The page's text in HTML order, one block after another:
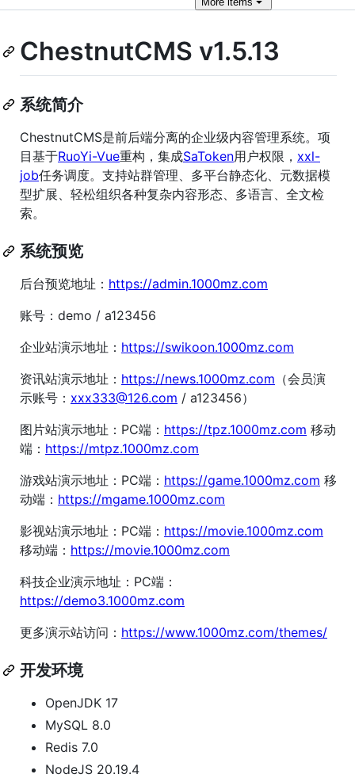
ChestnutCMS v1.5.13
系统简介
ChestnutCMS是前后端分离的企业级内容管理系统。项
目基于RuoYi-Vue重构，集成SaToken用户权限， xxl-
job任务调度。支持站群管理、多平台静态化、元数据模
型扩展、轻松组织各种复杂内容形态、多语言、全文检
索。
系统预览
后台预览地址： https://admin.1000mz.com
账号：demo / a123456
企业站演示地址： https://swikoon.1000mz.com
资讯站演示地址： https://news.1000mz.com （会员演
示账号： xxx333@126.com / a123456）
图片站演示地址：PC端： https://tpz.1000mz.com 移动
端： https://mtpz.1000mz.com
游戏站演示地址：PC端： https://game.1000mz.com 移
动端： https://mgame.1000mz.com
影视站演示地址：PC端： https://movie.1000mz.com
移动端： https://movie.1000mz.com
科技企业演示地址：PC端：
https://demo3.1000mz.com
更多演示站访问： https://www.1000mz.com/themes/
开发环境
OpenJDK 17
MySQL 8.0
Redis 7.0
NodeJS 20.19.4